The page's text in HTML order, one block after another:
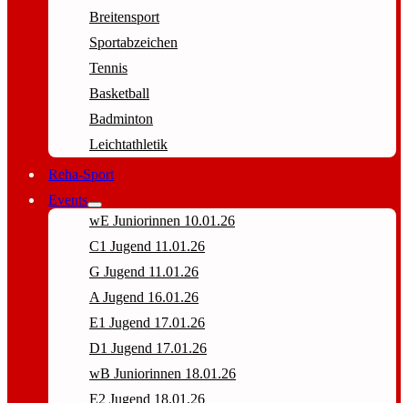
Breitensport
Sportabzeichen
Tennis
Basketball
Badminton
Leichtathletik
Reha-Sport
Events
wE Juniorinnen 10.01.26
C1 Jugend 11.01.26
G Jugend 11.01.26
A Jugend 16.01.26
E1 Jugend 17.01.26
D1 Jugend 17.01.26
wB Juniorinnen 18.01.26
E2 Jugend 18.01.26